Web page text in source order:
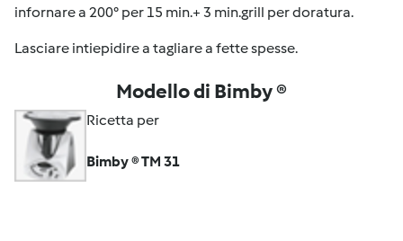
infornare a 200° per 15 min.+ 3 min.grill per doratura.
Lasciare intiepidire a tagliare a fette spesse.
Modello di Bimby ®
Ricetta per
Bimby ® TM 31